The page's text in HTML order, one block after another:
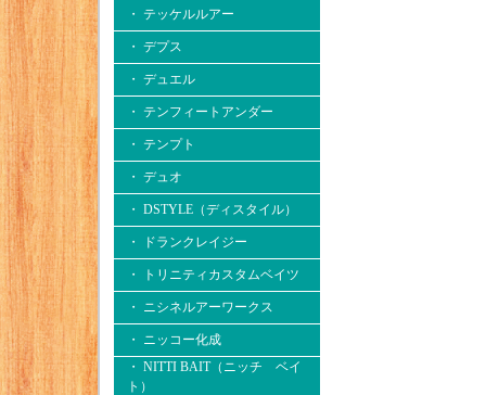
・ テッケルルアー
・ デプス
・ デュエル
・ テンフィートアンダー
・ テンプト
・ デュオ
・ DSTYLE（ディスタイル）
・ ドランクレイジー
・ トリニティカスタムベイツ
・ ニシネルアーワークス
・ ニッコー化成
・ NITTI BAIT（ニッチ ベイ
ト）